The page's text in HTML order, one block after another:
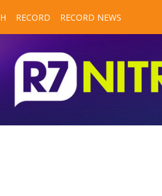
RECORD RECORD NEWS